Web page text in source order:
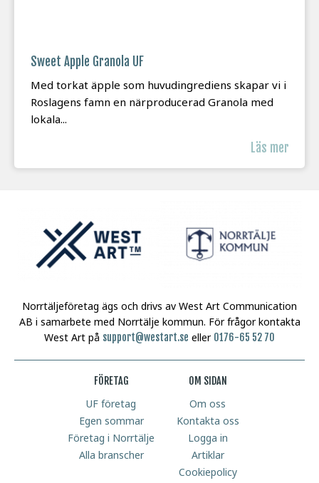
Sweet Apple Granola UF
Med torkat äpple som huvudingrediens skapar vi i
Roslagens famn en närproducerad Granola med
lokala...
Läs mer
Norrtäljeföretag ägs och drivs av West Art Communication
AB i samarbete med Norrtälje kommun. För frågor kontakta
West Art på support@westart.se eller 0176-65 52 70
FÖRETAG
UF företag
Egen sommar
Företag i Norrtälje
Alla branscher
OM SIDAN
Om oss
Kontakta oss
Logga in
Artiklar
Cookiepolicy